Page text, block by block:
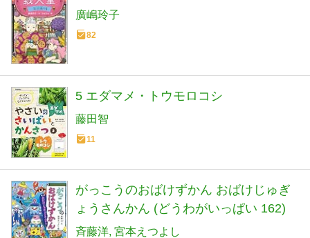
廣嶋玲子
82
5 エダマメ・トウモロコシ
藤田智
11
がっこうのおばけずかん おばけじゅぎ
ょうさんかん (どうわがいっぱい 162)
斉藤洋 宮本えつよし